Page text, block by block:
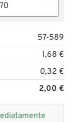
57-589
1,68 €
0,32 €
2,00 €